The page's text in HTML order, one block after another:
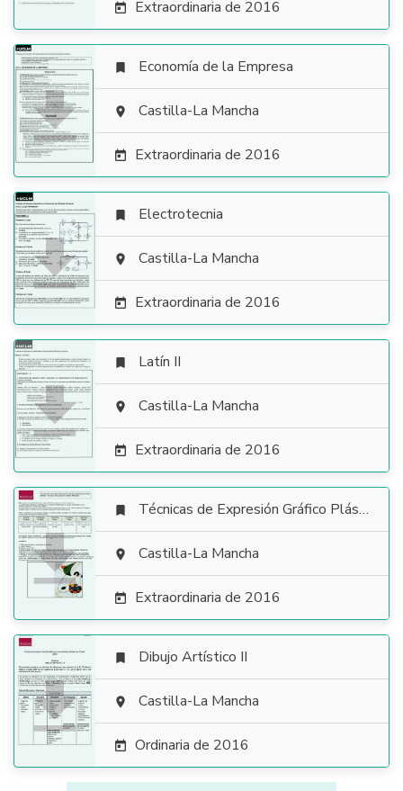
 Extraordinaria de 2016

 Economía de la Empresa
 Castilla-La Mancha
 Extraordinaria de 2016

 Electrotecnia
 Castilla-La Mancha
 Extraordinaria de 2016

 Latín II
 Castilla-La Mancha
 Extraordinaria de 2016

 Técnicas de Expresión Gráfico Plástica
 Castilla-La Mancha
 Extraordinaria de 2016

 Dibujo Artístico II
 Castilla-La Mancha
 Ordinaria de 2016